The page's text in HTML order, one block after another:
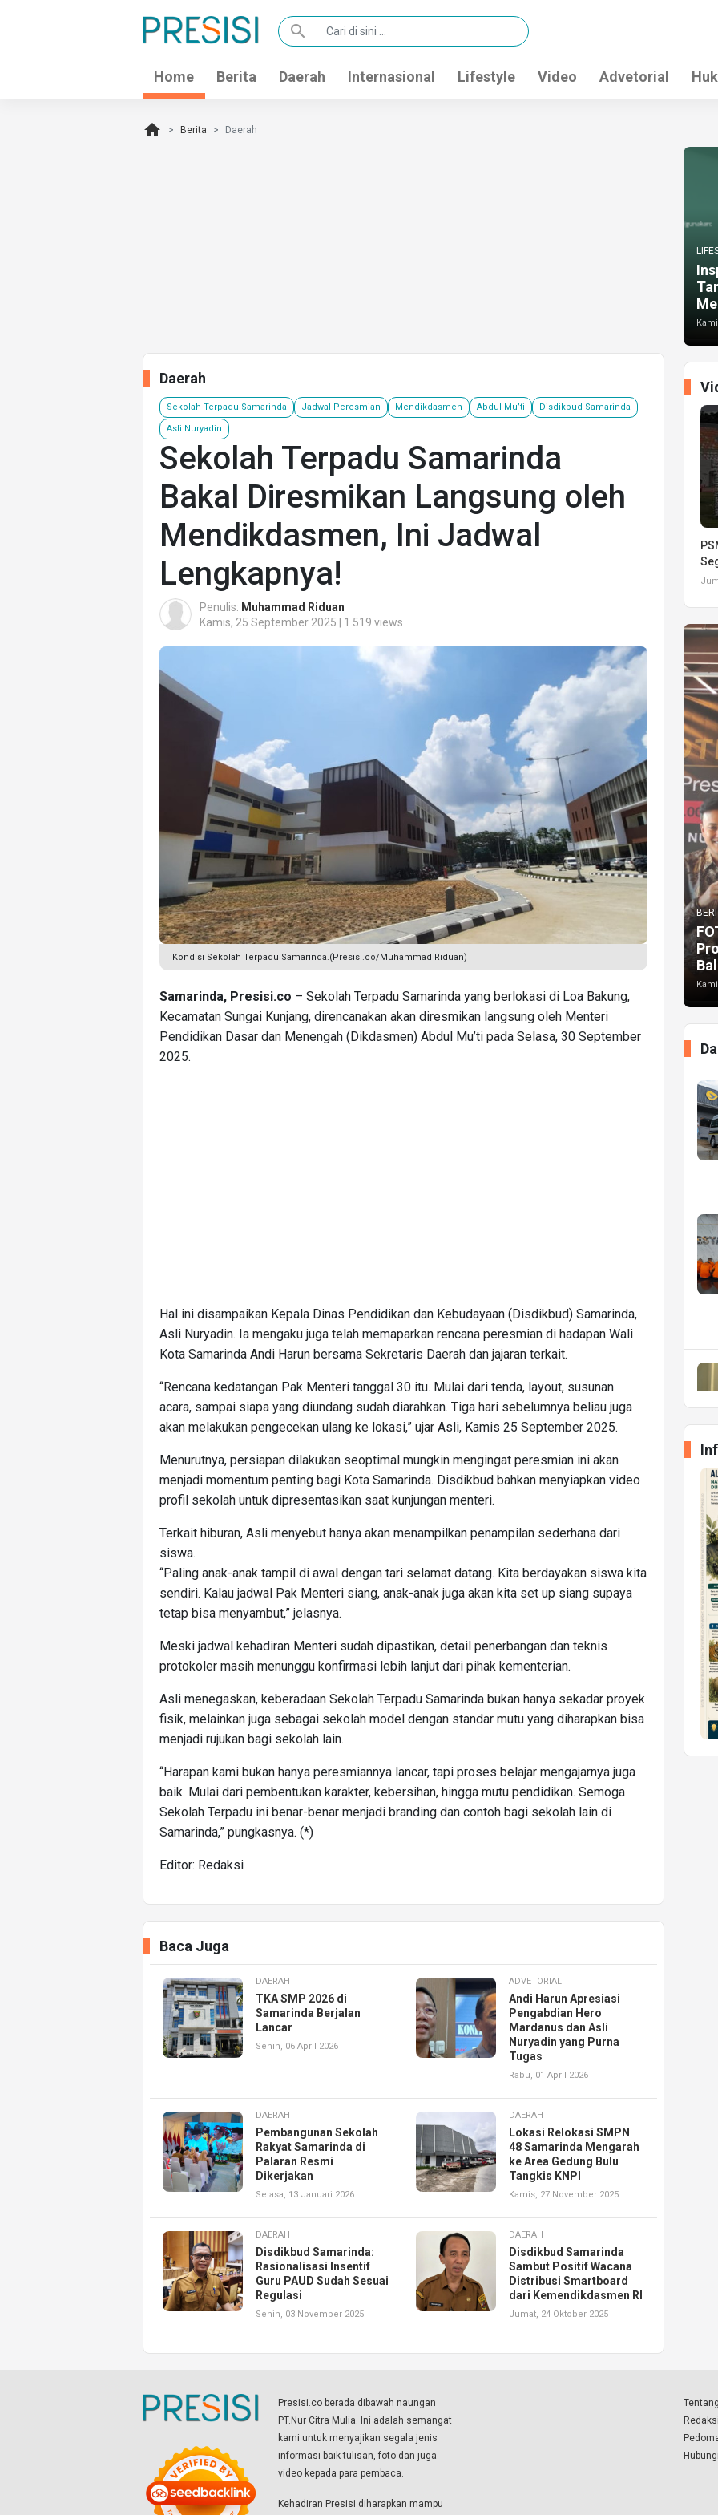
search
Home Berita Daerah Internasional Lifestyle Video Advetorial
home Berita Daerah
Daerah
Sekolah Terpadu Samarinda Jadwal Peresmian Mendikdasmen Abdul Mu’ti Disdikbud Samarinda
Asli Nuryadin
Sekolah Terpadu Samarinda
Bakal Diresmikan Langsung oleh
Mendikdasmen, Ini Jadwal
Lengkapnya!
Penulis: Muhammad Riduan
Kamis, 25 September 2025 | 1.519 views
Kondisi Sekolah Terpadu Samarinda.(Presisi.co/Muhammad Riduan)
Samarinda, Presisi.co – Sekolah Terpadu Samarinda yang berlokasi di Loa Bakung,
Kecamatan Sungai Kunjang, direncanakan akan diresmikan langsung oleh Menteri
Pendidikan Dasar dan Menengah (Dikdasmen) Abdul Mu’ti pada Selasa, 30 September
2025.
Hal ini disampaikan Kepala Dinas Pendidikan dan Kebudayaan (Disdikbud) Samarinda,
Asli Nuryadin. Ia mengaku juga telah memaparkan rencana peresmian di hadapan Wali
Kota Samarinda Andi Harun bersama Sekretaris Daerah dan jajaran terkait.
“Rencana kedatangan Pak Menteri tanggal 30 itu. Mulai dari tenda, layout, susunan
acara, sampai siapa yang diundang sudah diarahkan. Tiga hari sebelumnya beliau juga
akan melakukan pengecekan ulang ke lokasi,” ujar Asli, Kamis 25 September 2025.
Menurutnya, persiapan dilakukan seoptimal mungkin mengingat peresmian ini akan
menjadi momentum penting bagi Kota Samarinda. Disdikbud bahkan menyiapkan video
profil sekolah untuk dipresentasikan saat kunjungan menteri.
Terkait hiburan, Asli menyebut hanya akan menampilkan penampilan sederhana dari
siswa.
“Paling anak-anak tampil di awal dengan tari selamat datang. Kita berdayakan siswa kita
sendiri. Kalau jadwal Pak Menteri siang, anak-anak juga akan kita set up siang supaya
tetap bisa menyambut,” jelasnya.
Meski jadwal kehadiran Menteri sudah dipastikan, detail penerbangan dan teknis
protokoler masih menunggu konfirmasi lebih lanjut dari pihak kementerian.
Asli menegaskan, keberadaan Sekolah Terpadu Samarinda bukan hanya sekadar proyek
fisik, melainkan juga sebagai sekolah model dengan standar mutu yang diharapkan bisa
menjadi rujukan bagi sekolah lain.
“Harapan kami bukan hanya peresmiannya lancar, tapi proses belajar mengajarnya juga
baik. Mulai dari pembentukan karakter, kebersihan, hingga mutu pendidikan. Semoga
Sekolah Terpadu ini benar-benar menjadi branding dan contoh bagi sekolah lain di
Samarinda,” pungkasnya. (*)
Editor: Redaksi
Baca Juga
DAERAH
TKA SMP 2026 di
Samarinda Berjalan
Lancar
Senin, 06 April 2026
ADVETORIAL
Andi Harun Apresiasi
Pengabdian Hero
Mardanus dan Asli
Nuryadin yang Purna
Tugas
Rabu, 01 April 2026
DAERAH
Pembangunan Sekolah
Rakyat Samarinda di
Palaran Resmi
Dikerjakan
Selasa, 13 Januari 2026
DAERAH
Lokasi Relokasi SMPN
48 Samarinda Mengarah
ke Area Gedung Bulu
Tangkis KNPI
Kamis, 27 November 2025
DAERAH
Disdikbud Samarinda:
Rasionalisasi Insentif
Guru PAUD Sudah Sesuai
Regulasi
Senin, 03 November 2025
DAERAH
Disdikbud Samarinda
Sambut Positif Wacana
Distribusi Smartboard
dari Kemendikdasmen RI
Jumat, 24 Oktober 2025
Presisi.co berada dibawah naungan
PT.Nur Citra Mulia. Ini adalah semangat
kami untuk menyajikan segala jenis
informasi baik tulisan, foto dan juga
video kepada para pembaca.
Kehadiran Presisi diharapkan mampu
Redaksi